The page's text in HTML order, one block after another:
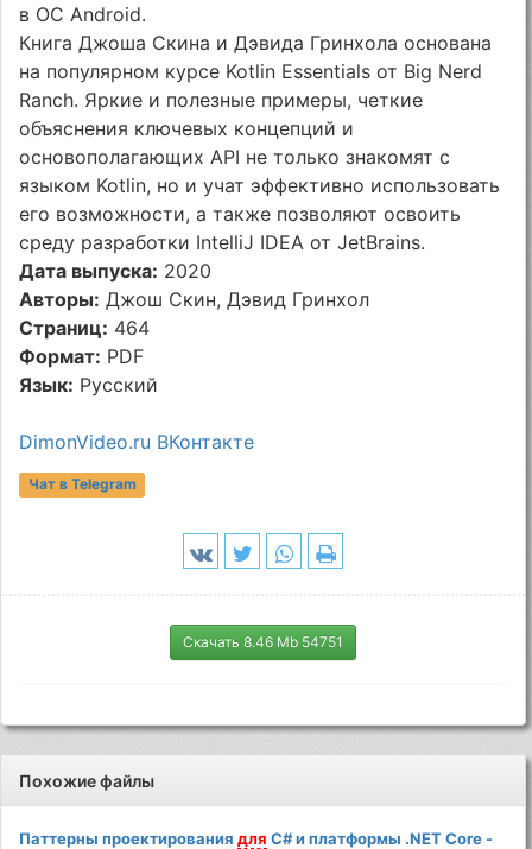
в ОС Android.
Книга Джоша Скина и Дэвида Гринхола основана
на популярном курсе Kotlin Essentials от Big Nerd
Ranch. Яркие и полезные примеры, четкие
объяснения ключевых концепций и
основополагающих API не только знакомят с
языком Kotlin, но и учат эффективно использовать
его возможности, а также позволяют освоить
среду разработки IntelliJ IDEA от JetBrains.
Дата выпуска: 2020
Авторы: Джош Скин, Дэвид Гринхол
Страниц: 464
Формат: PDF
Язык: Русский
DimonVideo.ru ВКонтакте
Чат в Telegram
Скачать 8.46 Mb 54751
Похожие файлы
Паттерны проектированиядля C# и платформы .NET Core -